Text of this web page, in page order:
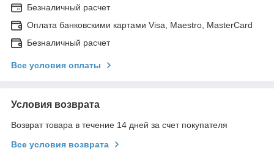
Безналичный расчет
Оплата банковскими картами Visa, Maestro, MasterCard
Безналичный расчет
Все условия оплаты
Условия возврата
Возврат товара в течение 14 дней за счет покупателя
Все условия возврата